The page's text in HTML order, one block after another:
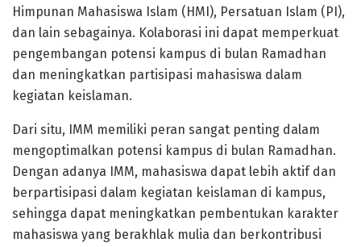
Himpunan Mahasiswa Islam (HMI), Persatuan Islam (PI),
dan lain sebagainya. Kolaborasi ini dapat memperkuat
pengembangan potensi kampus di bulan Ramadhan
dan meningkatkan partisipasi mahasiswa dalam
kegiatan keislaman.
Dari situ, IMM memiliki peran sangat penting dalam
mengoptimalkan potensi kampus di bulan Ramadhan.
Dengan adanya IMM, mahasiswa dapat lebih aktif dan
berpartisipasi dalam kegiatan keislaman di kampus,
sehingga dapat meningkatkan pembentukan karakter
mahasiswa yang berakhlak mulia dan berkontribusi